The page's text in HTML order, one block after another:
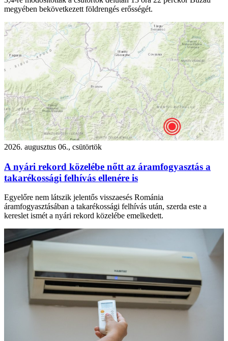
megyében bekövetkezett földrengés erősségét.
2026. augusztus 06., csütörtök
A nyári rekord közelébe nőtt az áramfogyasztás a
takarékossági felhívás ellenére is
Egyelőre nem látszik jelentős visszaesés Románia
áramfogyasztásában a takarékossági felhívás után, szerda este a
kereslet ismét a nyári rekord közelébe emelkedett.